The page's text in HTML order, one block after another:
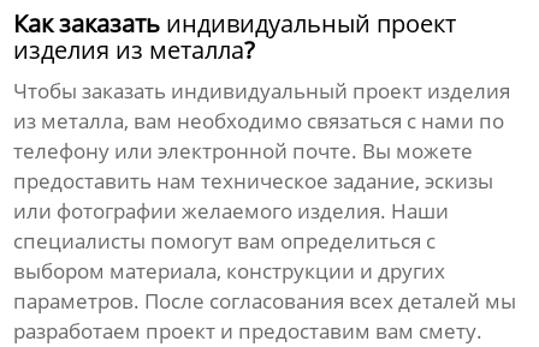
Как заказать индивидуальный проект
изделия из металла?
Чтобы заказать индивидуальный проект изделия
из металла, вам необходимо связаться с нами по
телефону или электронной почте. Вы можете
предоставить нам техническое задание, эскизы
или фотографии желаемого изделия. Наши
специалисты помогут вам определиться с
выбором материала, конструкции и других
параметров. После согласования всех деталей мы
разработаем проект и предоставим вам смету.